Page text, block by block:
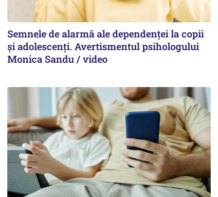
Semnele de alarmă ale dependenței la copii
și adolescenți. Avertismentul psihologului
Monica Sandu / video